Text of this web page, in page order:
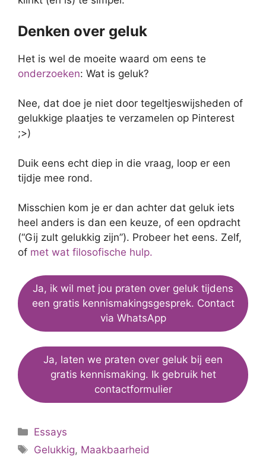
Denken over geluk
Het is wel de moeite waard om eens te
onderzoeken: Wat is geluk?
Nee, dat doe je niet door tegeltjeswijsheden of
gelukkige plaatjes te verzamelen op Pinterest
;>)
Duik eens echt diep in die vraag, loop er een
tijdje mee rond.
Misschien kom je er dan achter dat geluk iets
heel anders is dan een keuze, of een opdracht
(“Gij zult gelukkig zijn”). Probeer het eens. Zelf,
of met wat filosofische hulp.
Ja, ik wil met jou praten over geluk tijdens
een gratis kennismakingsgesprek. Contact
via WhatsApp
Ja, laten we praten over geluk bij een
gratis kennismaking. Ik gebruik het
contactformulier
Categorieën
Essays
Tags
Gelukkig, Maakbaarheid